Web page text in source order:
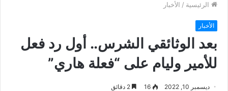
الرئيسية / الأخبار
الأخبار
بعد الوثائقي الشرس.. أول رد فعل
للأمير وليام على “فعلة هاري”
ديسمبر 10, 2022 16